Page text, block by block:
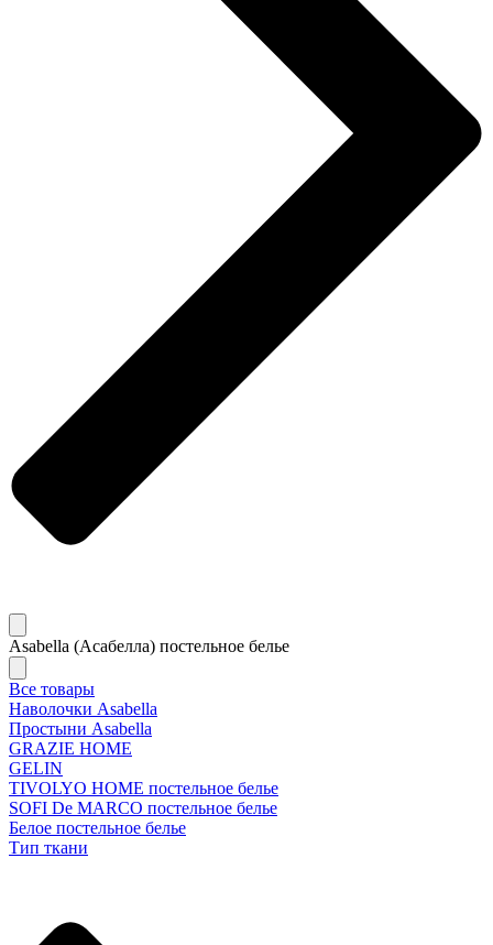
Asabella (Асабелла) постельное белье
Все товары
Наволочки Asabella
Простыни Asabella
GRAZIE HOME
GELIN
TIVOLYO HOME постельное белье
SOFI De MARCO постельное белье
Белое постельное белье
Тип ткани